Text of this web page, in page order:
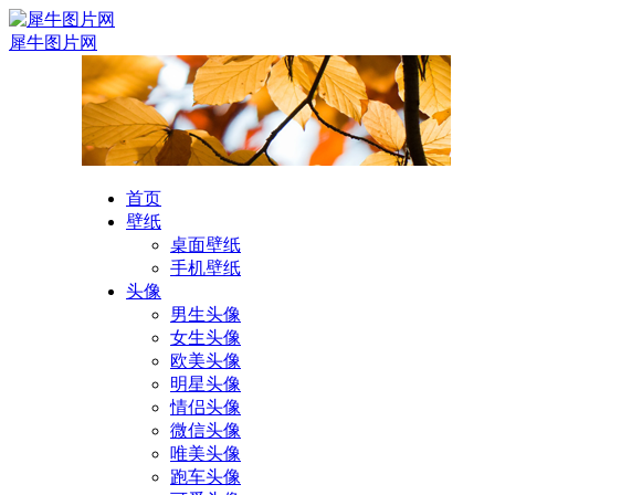
犀牛图片网
首页
壁纸
桌面壁纸
手机壁纸
头像
男生头像
女生头像
欧美头像
明星头像
情侣头像
微信头像
唯美头像
跑车头像